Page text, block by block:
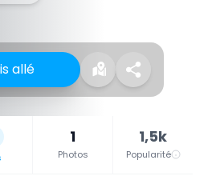
allé
1
Photos
1,5k
Popularité